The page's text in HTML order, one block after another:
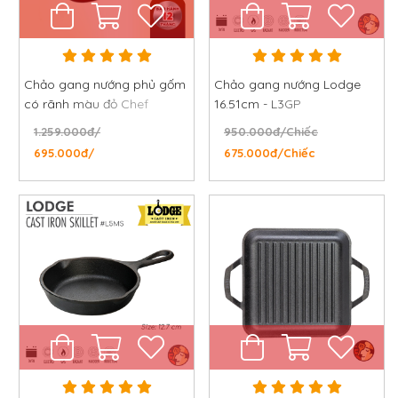
Chảo gang là gì? Sản phẩm này có điểm gì đặc biệt
10 lý do nên sắm chiếc chảo
gang
Chảo gang có khả năng giữ nhiệt tốt
trong quá trình nấu nướng
Một trong những vật liệu có khả năng giữ nhiệt tốt
nhất hiện nay là gang, do nó có mật độ dày đặc
của các phân tử kim loại trong dụng cụ được đúc.
Chảo gang nướng phủ gốm
có rãnh màu đỏ Chef
Studio, đường kính 24 cm
1.259.000đ/
695.000đ/
Chảo gang nướng Lodge
16.51cm - L3GP
950.000đ/Chiếc
675.000đ/Chiếc